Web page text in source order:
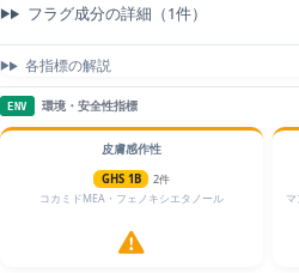
フラグ成分の詳細（1件）
各指標の解説
ENV 環境・安全性指標
皮膚感作性
GHS 1B
2件
コカミドMEA・フェノキシエタノール